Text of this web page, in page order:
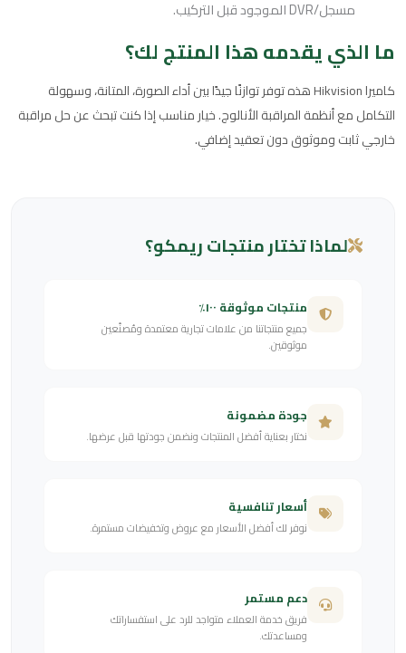
مسجل/DVR الموجود قبل التركيب.
ما الذي يقدمه هذا المنتج لك؟
كاميرا Hikvision هذه توفر توازنًا جيدًا بين أداء الصورة، المتانة، وسهولة
التكامل مع أنظمة المراقبة الأنالوج. خيار مناسب إذا كنت تبحث عن حل مراقبة
خارجي ثابت وموثوق دون تعقيد إضافي.
لماذا تختار منتجات ريمكو؟
منتجات موثوقة ١٠٠٪
جميع منتجاتنا من علامات تجارية معتمدة ومُصنّعين
موثوقين.
جودة مضمونة
نختار بعناية أفضل المنتجات ونضمن جودتها قبل عرضها.
أسعار تنافسية
نوفر لك أفضل الأسعار مع عروض وتخفيضات مستمرة.
دعم مستمر
فريق خدمة العملاء متواجد للرد على استفساراتك
ومساعدتك.